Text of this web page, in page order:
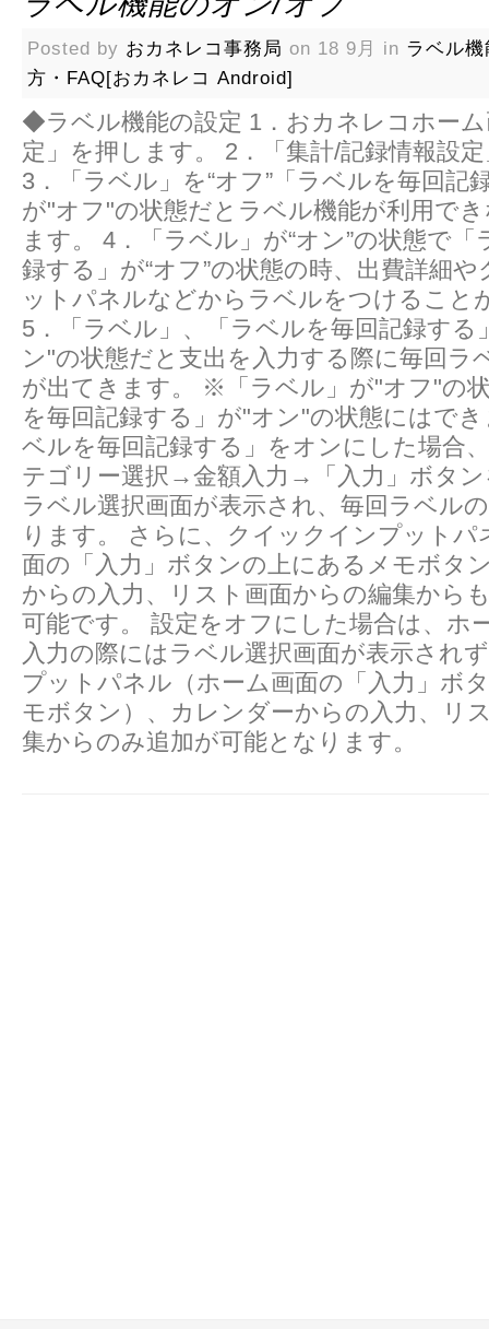
Posted by おカネレコ事務局 on 18 9月 in ラベル
方・FAQ[おカネレコ Android]
◆ラベル機能の設定 1．おカネレコホー
定」を押します。 2．「集計/記録情報設
3．「ラベル」を“オフ”「ラベルを毎回記
が"オフ"の状態だとラベル機能が利用で
ます。 4．「ラベル」が“オン”の状態で
録する」が“オフ”の状態の時、出費詳細
ットパネルなどからラベルをつけること
5．「ラベル」、「ラベルを毎回記録する
ン"の状態だと支出を入力する際に毎回ラ
が出てきます。 ※「ラベル」が"オフ"の
を毎回記録する」が"オン"の状態にはで
ベルを毎回記録する」をオンにした場合
テゴリー選択→金額入力→「入力」ボタ
ラベル選択画面が表示され、毎回ラベル
ります。 さらに、クイックインプットパ
面の「入力」ボタンの上にあるメモボタ
からの入力、リスト画面からの編集から
可能です。 設定をオフにした場合は、ホ
入力の際にはラベル選択画面が表示され
プットパネル（ホーム画面の「入力」ボ
モボタン）、カレンダーからの入力、リ
集からのみ追加が可能となります。